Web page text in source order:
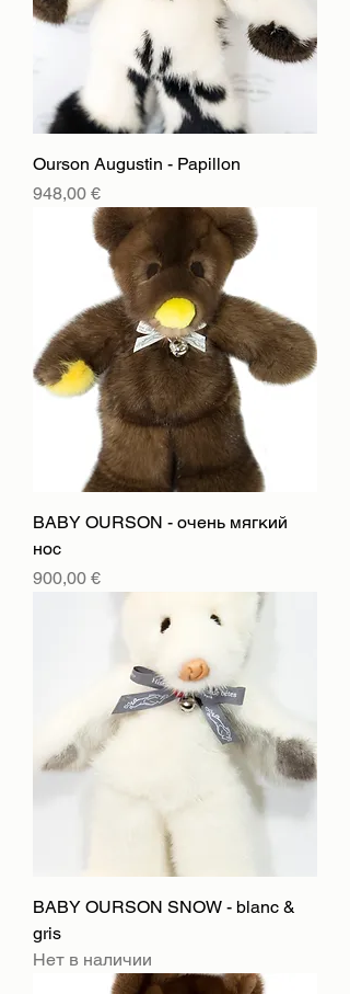
Ourson Augustin - Papillon
Цена
948,00 €
BABY OURSON - очень мягкий
нос
Цена
900,00 €
BABY OURSON SNOW - blanc &
gris
Нет в наличии